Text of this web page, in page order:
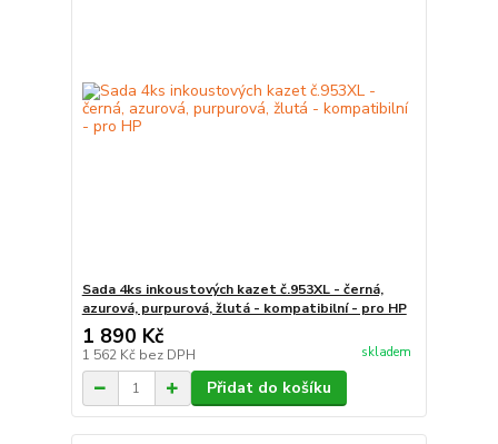
Sada 4ks inkoustových kazet č.953XL - černá,
azurová, purpurová, žlutá - kompatibilní - pro HP
1 890 Kč
1 562 Kč bez DPH skladem
Přidat do košíku